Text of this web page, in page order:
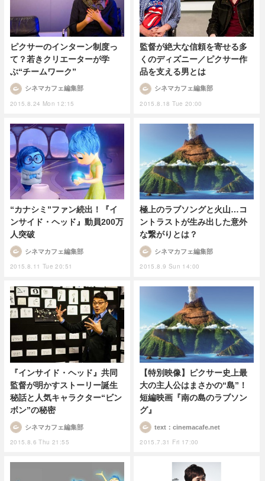
ピクサーのインターン制度っ
て？若きクリエーターが学
ぶ“チームワーク”
2015.8.24 Mon 12:15
シネマカフェ編集部
監督が絶大な信頼を寄せる多
くのディズニー／ピクサー作
品を支える男とは
2015.8.18 Tue 20:00
シネマカフェ編集部
“カナシミ”ファン続出！『イ
ンサイド・ヘッド』動員200万
人突破
2015.8.11 Tue 20:51
シネマカフェ編集部
極上のラブソングと火山…コ
ントラストが生み出した意外
な繋がりとは？
2015.8.9 Sun 14:00
シネマカフェ編集部
『インサイド・ヘッド』共同
監督が明かすストーリー誕生
秘話と人気キャラクター“ビン
ボン”の秘密
2015.8.6 Thu 21:55
シネマカフェ編集部
【特別映像】ピクサー史上最
大の主人公はまさかの“島”！
短編映画『南の島のラブソン
グ』
2015.7.31 Fri 17:00
text：cinemacafe.net